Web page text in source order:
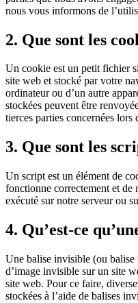
nous vous informons de
2. Que sont les
Un cookie est un petit fichier
site web et stocké par votre
ordinateur ou d’un autre
stockées peuvent être
tierces parties concernées lors
3. Que sont les
Un script est un élément de
fonctionne correctement et de
exécuté sur notre serveur ou
4. Qu’est-ce
Une balise invisible (ou balise
d’image invisible sur un site
site web. Pour ce faire,
stockées à l’aide de balises